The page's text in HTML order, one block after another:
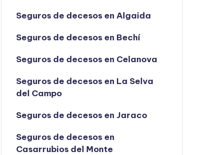
Seguros de decesos en Algaida
Seguros de decesos en Bechí
Seguros de decesos en Celanova
Seguros de decesos en La Selva
del Campo
Seguros de decesos en Jaraco
Seguros de decesos en
Casarrubios del Monte